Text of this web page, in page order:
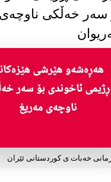
سەر خەڵکی
خەبات ی کوردستانی ئێران